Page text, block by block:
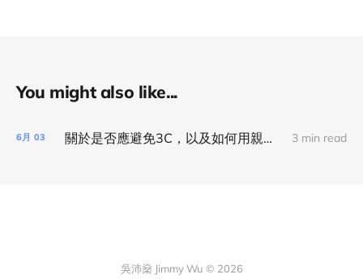
You might also like...
6月 03 關於是否應避免3C，以及如何用親子互動來促進寶寶腦部發展 3 min read
吳沛燊 Jimmy Wu © 2026